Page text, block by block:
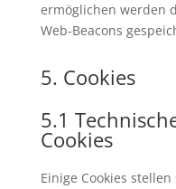
ermöglichen werden
Web-Beacons
5. Cookies
5.1
Cookies
Einige Cookies